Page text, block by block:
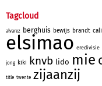
Tagcloud
alvarez berghuis bewijs brandt
elsimao eredivisie
jong kiki knvb lido mie
title twente zijaanzij